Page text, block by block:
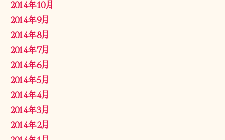
2014年10月
2014年9月
2014年8月
2014年7月
2014年6月
2014年5月
2014年4月
2014年3月
2014年2月